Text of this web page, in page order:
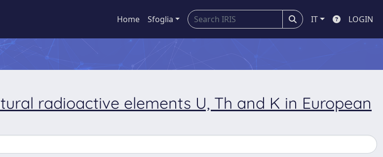
Home Sfoglia IT LOGIN
radioactive elements U, Th and K in European